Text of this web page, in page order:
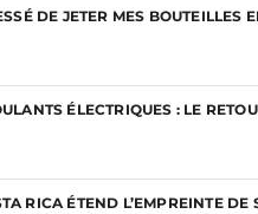
DE JETER MES BOUTEILLES
ÉLECTRIQUES : LE
RICA ÉTEND L’EMPREINTE DE